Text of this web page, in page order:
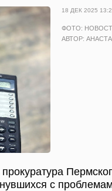
18 ДЕК 2025
ФОТО:
АВТОР:
с